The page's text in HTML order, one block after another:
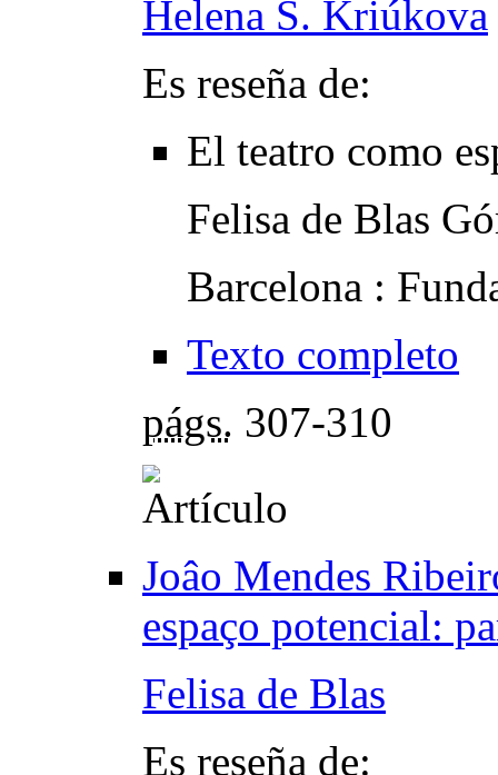
Helena S. Kriúkova
Es reseña de:
El teatro como
Felisa de Blas
Barcelona :
Texto completo
págs. 307-310
Joâo Mendes
espaço potencial:
Felisa de Blas
Es reseña de: